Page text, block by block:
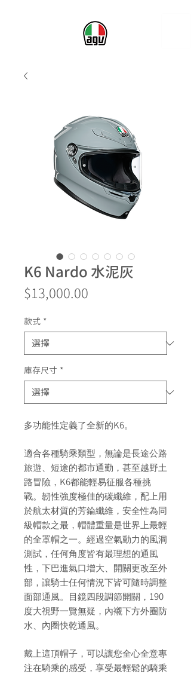
K6 Nardo 水泥灰
$13,000.00
款式 *
庫存尺寸 *
多功能性定義了全新的K6。
適合各種騎乘類型，無論是長途公路
旅遊、短途的都市通勤，甚至越野土
路冒險， K6都能輕易征服各種挑
戰。韌性強度極佳的碳纖維，配上用
於航太材質的芳錀纖維，安全性為同
級帽款之最，帽體重量是世界上最輕
的全罩帽之一。經過空氣動力的風洞
測試，任何角度皆有最理想的通風
性，下巴進氣口增大、開關更改至外
部，讓騎士任何情況下皆可隨時調整
面部通風。目鏡四段調節開關， 190
度大視野一覽無疑，內襯下方外圈防
水、內圈快乾通風。
戴上這頂帽子，可以讓您全心全意專
注在騎乘的感受，享受最輕鬆的騎乘